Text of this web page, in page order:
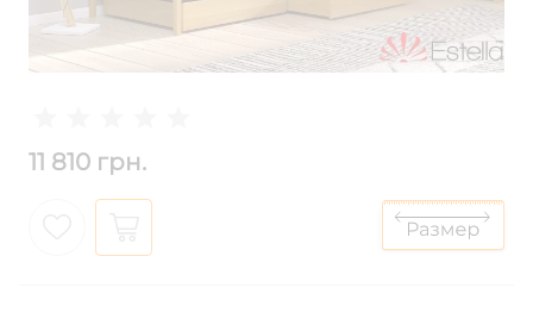
11 810 грн.